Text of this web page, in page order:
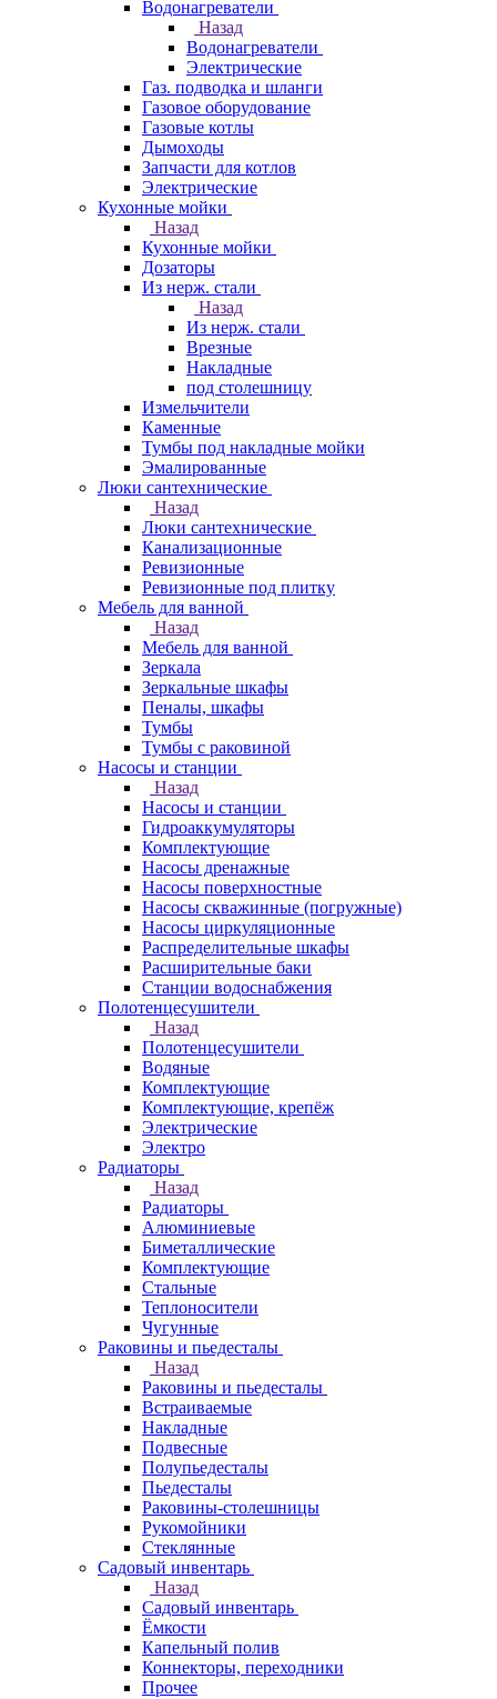
Водонагреватели
Назад
Водонагреватели
Электрические
Газ. подводка и шланги
Газовое оборудование
Газовые котлы
Дымоходы
Запчасти для котлов
Электрические
Кухонные мойки
Назад
Кухонные мойки
Дозаторы
Из нерж. стали
Назад
Из нерж. стали
Врезные
Накладные
под столешницу
Измельчители
Каменные
Тумбы под накладные мойки
Эмалированные
Люки сантехнические
Назад
Люки сантехнические
Канализационные
Ревизионные
Ревизионные под плитку
Мебель для ванной
Назад
Мебель для ванной
Зеркала
Зеркальные шкафы
Пеналы, шкафы
Тумбы
Тумбы с раковиной
Насосы и станции
Назад
Насосы и станции
Гидроаккумуляторы
Комплектующие
Насосы дренажные
Насосы поверхностные
Насосы скважинные (погружные)
Насосы циркуляционные
Распределительные шкафы
Расширительные баки
Станции водоснабжения
Полотенцесушители
Назад
Полотенцесушители
Водяные
Комплектующие
Комплектующие, крепёж
Электрические
Электро
Радиаторы
Назад
Радиаторы
Алюминиевые
Биметаллические
Комплектующие
Стальные
Теплоносители
Чугунные
Раковины и пьедесталы
Назад
Раковины и пьедесталы
Встраиваемые
Накладные
Подвесные
Полупьедесталы
Пьедесталы
Раковины-столешницы
Рукомойники
Стеклянные
Садовый инвентарь
Назад
Садовый инвентарь
Ёмкости
Капельный полив
Коннекторы, переходники
Прочее